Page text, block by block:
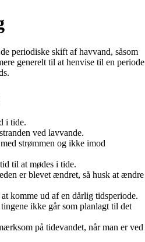
periodiske skift af havvand, såsom
generelt til at henvise til en periode
i tide.
ved lavvande.
strømmen og ikke imod
til at mødes i tide.
er blevet ændret, så husk at ændre
komme ud af en dårlig tidsperiode.
ikke går som planlagt til det
på tidevandet, når man er ved